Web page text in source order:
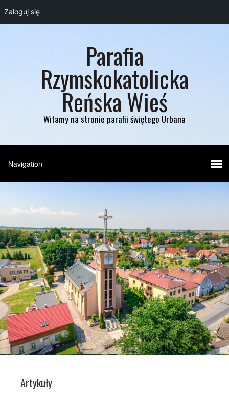
Parafia
Rzymskokatolicka
Reńska Wieś
Witamy na stronie parafii świętego Urbana
Artykuły
Zaloguj się